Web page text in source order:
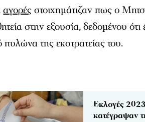
αγορέςστοιχημάτιζαν πως ο
στην εξουσία, δεδομένου ότι
πυλώνα της εκστρατείας του.
Εκλογές
κατέγραψαν